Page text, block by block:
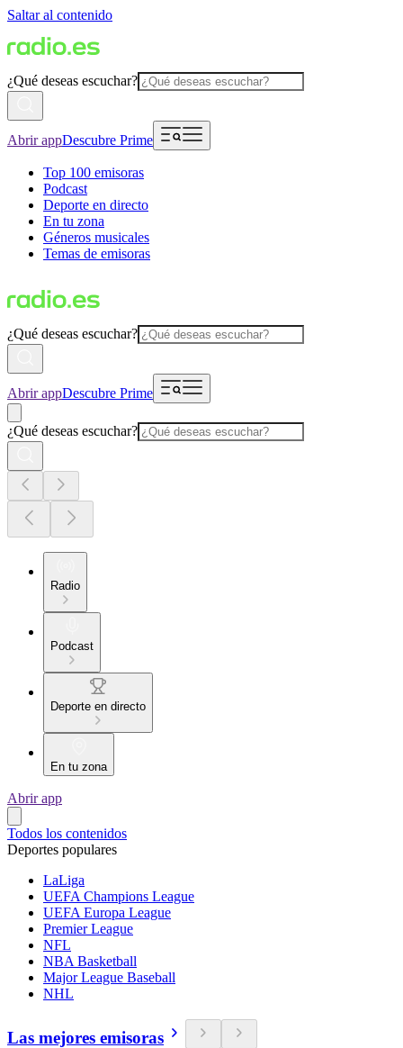
Saltar al contenido
¿Qué deseas escuchar?
Abrir appDescubre Prime
Top 100 emisoras
Podcast
Deporte en directo
En tu zona
Géneros musicales
Temas de emisoras
¿Qué deseas escuchar?
Abrir appDescubre Prime
¿Qué deseas escuchar?
Radio
Podcast
Deporte en directo
En tu zona
Abrir app
Todos los contenidos
Deportes populares
LaLiga
UEFA Champions League
UEFA Europa League
Premier League
NFL
NBA Basketball
Major League Baseball
NHL
Las mejores emisoras